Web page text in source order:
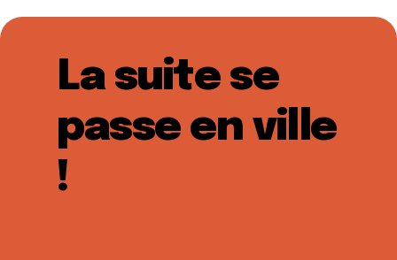
La suite se
passe en ville
!